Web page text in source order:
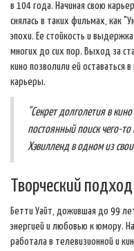
в 104 года. Начиная свою
снялась в таких фильмах, как
эпохи. Ее стойкость и
многих до сих пор. Выход за
кино позволили ей оставаться
карьеры.
"Секрет долголетия в
постоянный поиск чего-
Хэвилленд в одном из
Творческий
Бетти Уайт, дожившая до 99
энергией и любовью к юмору.
работала в телевизионной и